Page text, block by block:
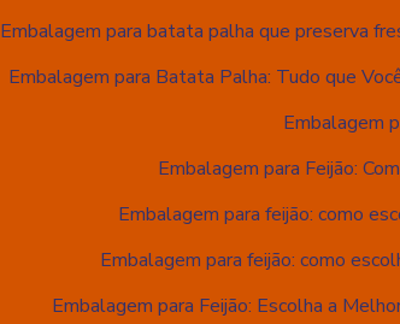
Embalagem para batata palha que preserva
Embalagem para Batata Palha: Tudo que
Embalagem
Embalagem para Feijão:
Embalagem para feijão: como
Embalagem para feijão: como
Embalagem para Feijão: Escolha a